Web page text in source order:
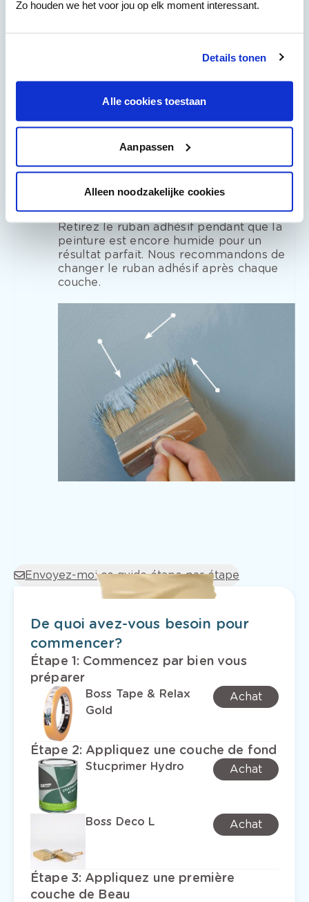
Zo houden we het voor jou op elk moment interessant.
Details tonen
Alle cookies toestaan
Aanpassen
Alleen noodzakelijke cookies
afin de ne pas voir apparaître de zones
Laissez sécher 12 à 24 heures.
Étape 4: Appliquez une deuxième
couche de Beau
Appliquez une deuxième couche de
de la même manière que la
première couche comme vu en étape 3.
Retirez le ruban adhésif pendant que la
peinture est encore humide pour un
résultat parfait. Nous recommandons de
changer le ruban adhésif après chaque
couche.
Envoyez-moi ce guide étape par étape
De quoi avez-vous besoin pour
commencer?
Étape 1: Commencez par bien vous
préparer
Boss Tape & Relax
Gold
Achat
Étape 2: Appliquez une couche de fond
Stucprimer Hydro Achat
Boss Deco L Achat
Étape 3: Appliquez une première
couche de Beau